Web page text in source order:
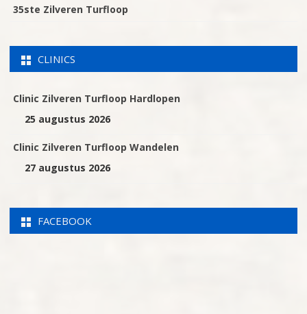
35ste Zilveren Turfloop
CLINICS
Clinic Zilveren Turfloop Hardlopen
25 augustus 2026
Clinic Zilveren Turfloop Wandelen
27 augustus 2026
FACEBOOK